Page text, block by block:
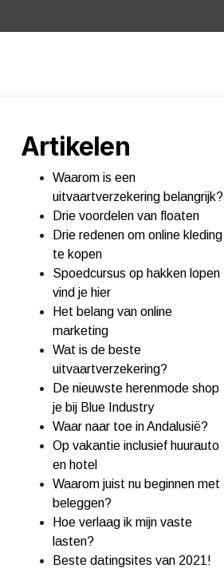
Artikelen
Waarom is een
uitvaartverzekering belangrijk?
Drie voordelen van floaten
Drie redenen om online kleding
te kopen
Spoedcursus op hakken lopen
vind je hier
Het belang van online
marketing
Wat is de beste
uitvaartverzekering?
De nieuwste herenmode shop
je bij Blue Industry
Waar naar toe in Andalusië?
Op vakantie inclusief huurauto
en hotel
Waarom juist nu beginnen met
beleggen?
Hoe verlaag ik mijn vaste
lasten?
Beste datingsites van 2021!